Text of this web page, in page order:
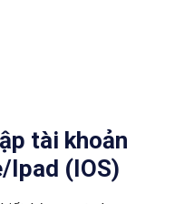
tài khoản
Ipad (IOS)